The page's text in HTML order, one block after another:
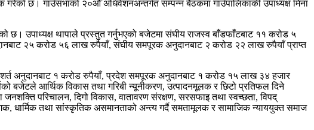
छ। गाउँसभाको २०औँ अधिवेशनअन्तर्गत सम्पन्न बैठकमा गाउँपालिकाकी उपाध्यक्ष मिना
उपाध्यक्ष थापाले प्रस्तुत गर्नुभएको बजेटमा संघीय राजस्व बाँडफाँटबाट ११ करोड ५
२५ करोड ५६ लाख रुपैयाँ, संघीय समपूरक अनुदानबाट २ करोड २२ लाख रुपैयाँ प्राप्त
अनुदानबाट १ करोड रुपैयाँ, प्रदेश समपूरक अनुदानबाट १ करोड १५ लाख ३४ हजार
बजेटले आर्थिक विकास तथा गरिबी न्यूनीकरण, उत्पादनमूलक र छिटो प्रतिफल दिने
परिचालन, दिगो विकास, वातावरण संरक्षण, सरसफाइ तथा स्वच्छता, विपद्
धार्मिक तथा सांस्कृतिक असमानताको अन्त्य गर्दै समतामूलक र सामाजिक न्याययुक्त समाज